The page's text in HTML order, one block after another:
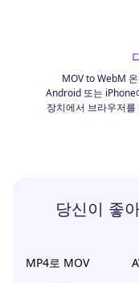
MOV to WebM
Android 또는 iPhone
장치에서 브라우저
당신이 좋
MP4로 MOV